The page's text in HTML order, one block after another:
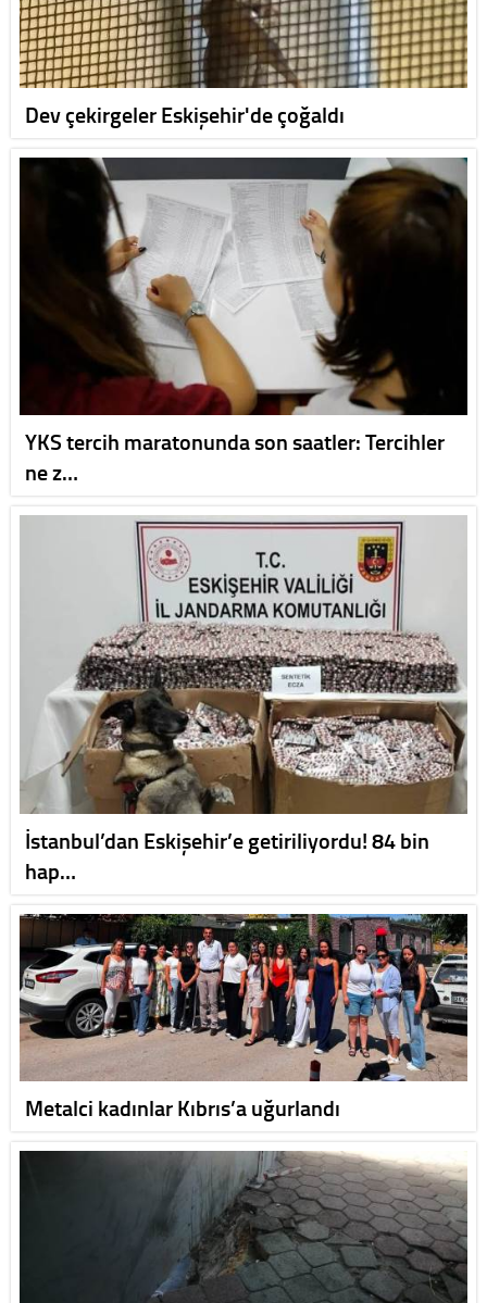
Dev çekirgeler Eskişehir'de çoğaldı
YKS tercih maratonunda son saatler: Tercihler
ne z…
İstanbul’dan Eskişehir’e getiriliyordu! 84 bin
hap…
Metalci kadınlar Kıbrıs’a uğurlandı